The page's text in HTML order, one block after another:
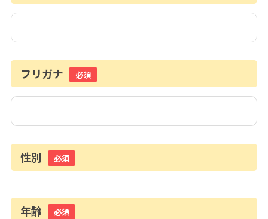
フリガナ 必須
性別 必須
年齢 必須